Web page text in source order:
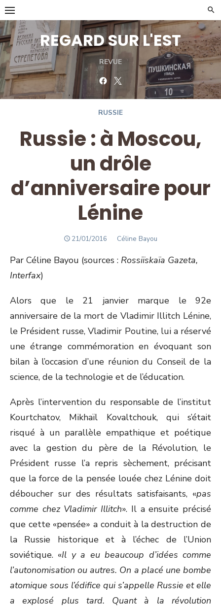
Skip
to
content
REGARD SUR L'EST
REVUE
FacebookTwitter
RUSSIE
Russie : à Moscou,
un drôle
d’anniversaire pour
Lénine
POSTED
21/01/2016 Author
Céline Bayou
Par Céline Bayou (sources : Rossiïskaïa Gazeta,
Interfax)
Alors que le 21 janvier marque le 92e
anniversaire de la mort de Vladimir Illitch Lénine,
le Président russe, Vladimir Poutine, lui a réservé
une étrange commémoration en évoquant son
bilan à l’occasion d’une réunion du Conseil de la
science, de la technologie et de l’éducation.
Après l’intervention du responsable de l’institut
Kourtchatov, Mikhaïl Kovaltchouk, qui s’était
risqué à un parallèle empathique et poétique
avec la gestion du père de la Révolution, le
Président russe l’a repris sèchement, précisant
que la force de la pensée louée chez Lénine doit
déboucher sur des résultats satisfaisants, «pas
comme chez Vladimir Illitch». Il a ensuite précisé
que cette «pensée» a conduit à la destruction de
la Russie historique et à l’échec de l’Union
soviétique. «Il y a eu beaucoup d’idées comme
l’autonomisation ou autres. On a placé une bombe
atomique sous l’édifice qui s’appelle Russie et elle
a explosé plus tard. Quant à la révolution